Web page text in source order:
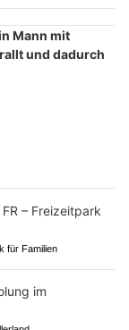
Mann mit
und dadurch
für Familien